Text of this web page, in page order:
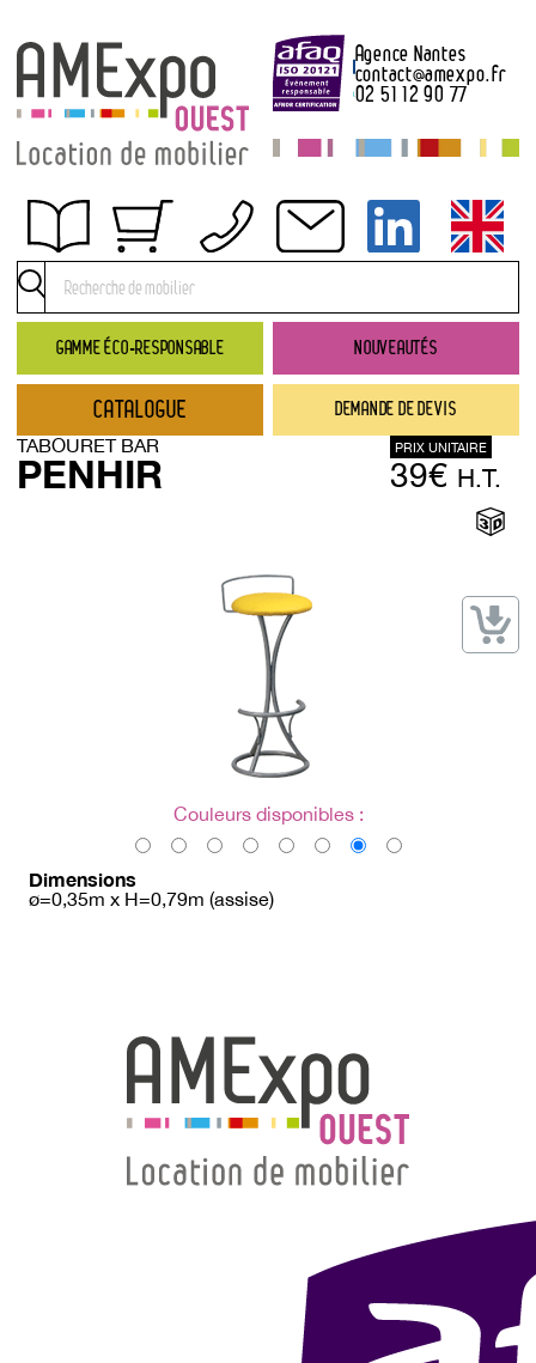
GAMME ÉCO-RESPONSABLE NOUVEAUTÉS
DEMANDE DE DEVIS
Agence Nantes
contact@amexpo.fr
02 51 12 90 77
Obtenir un devis
Conditions générales de location
Conditions de règlement
Contact
Catalogue
→ Nouveautés
→ Gamme éco-responsable
CATALOGUE
TABOURET BAR
PENHIR
PRIX UNITAIRE
39€ H.T.
Couleurs disponibles :
Dimensions
ø=0,35m x H=0,79m (assise)